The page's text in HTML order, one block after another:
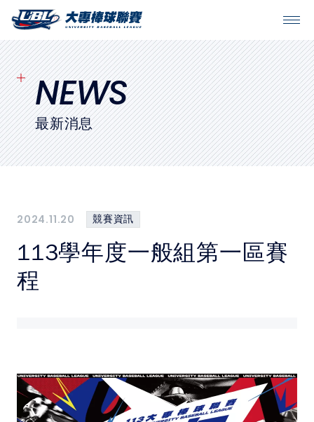
SITEMAP
首頁
球隊戰績
賽程表
裁判
比賽場地
下載專區
聯絡我們
NEWS
最新消息
2024.11.20 競賽資訊
113學年度一般組第一區賽
程